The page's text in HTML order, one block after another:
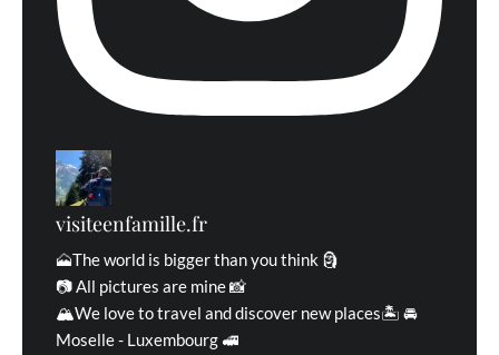
visiteenfamille.fr
🗻The world is bigger than you think 🗿
📷 All pictures are mine 📸
🏔We love to travel and discover new places🏝 🚘
Moselle - Luxembourg 🚅